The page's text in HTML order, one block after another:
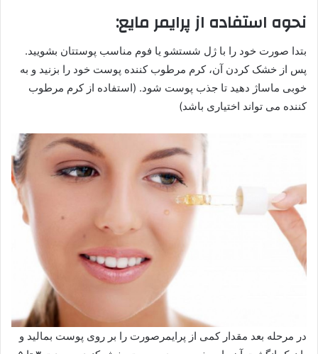
نحوه استفاده از پرایمر مایع:
بتدا صورت خود را با ژل شستشو یا فوم مناسب پوستتان بشویید.
پس از خشک کردن آن، کرم مرطوب کننده پوست خود را بزنید و به
خوبی ماساژ دهید تا جذب پوست شود. (استفاده از کرم مرطوب
کننده می تواند اختیاری باشد)
در مرحله بعد مقدار کمی از پرایمرصورت را بر روی پوست بمالید و